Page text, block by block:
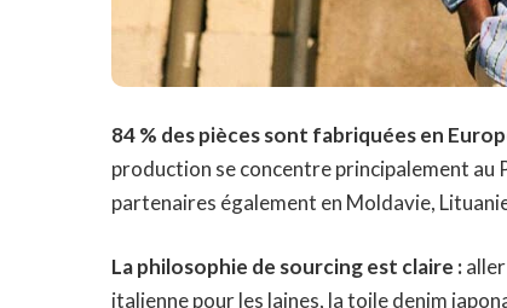
84 % des pièces sont fabriquées en
production se concentre principalement au
partenaires également en Moldavie,
La philosophie de sourcing est claire :
italienne pour les laines, la toile denim